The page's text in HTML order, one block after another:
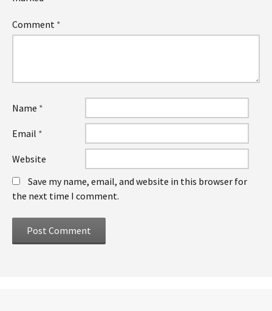
Comment *
Name *
Email *
Website
Save my name, email, and website in this browser for
the next time I comment.